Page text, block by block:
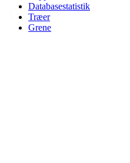
Databasestatistik
Træer
Grene